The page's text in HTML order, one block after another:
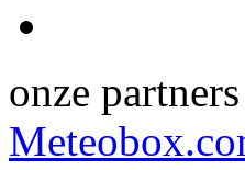
onze partners